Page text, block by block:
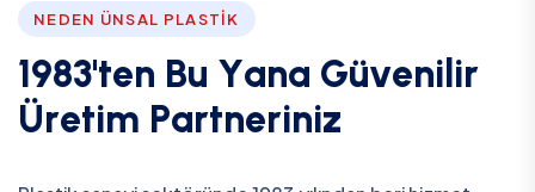
NEDEN ÜNSAL PLASTIK
1983'ten Bu Yana Güveni ir
Üretim Partneriniz